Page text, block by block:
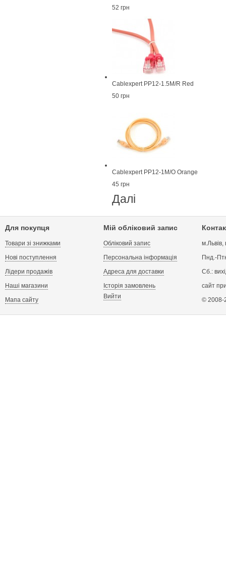
52 грн
Cablexpert PP12-1.5M/R Red
50 грн
Cablexpert PP12-1M/O Orange
45 грн
Далі
Для покупця
Товари зі знижками
Нові поступлення
Лідери продажів
Наші магазини
Мапа сайту
Мій обліковий запис
Обліковий запис
Персональна інформація
Адреса для доставки
Історія замовлень
Вийти
Пнд.-
Сб.:
сайт
© 2008-